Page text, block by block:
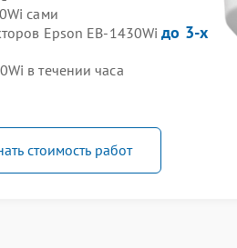
сами
Epson EB-1430Wiдо 3-х
в течении часа
стоимость работ